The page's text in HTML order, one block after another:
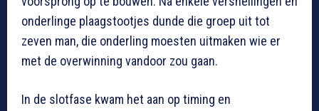
onderlinge plaagstootjes dunde die groep uit tot
zeven man, die onderling moesten uitmaken wie er
met de overwinning vandoor zou gaan.
In de slotfase kwam het aan op timing en